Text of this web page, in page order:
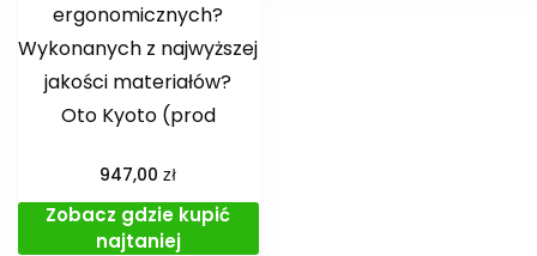
ergonomicznych?
Wykonanych z najwyższej
jakości materiałów?
Oto Kyoto (prod
947,00zł
Zobacz gdzie kupić
najtaniej